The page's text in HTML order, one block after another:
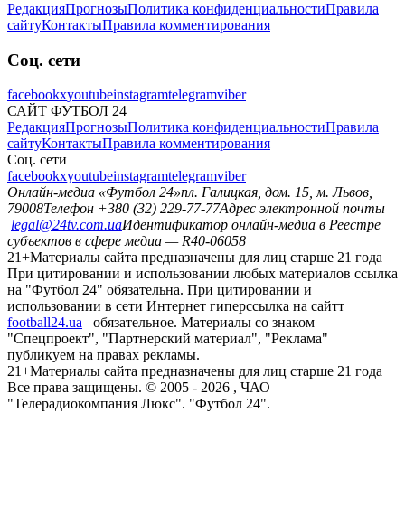
РедакцияПрогнозыПолитика конфиденциальностиПравила
сайтуКонтактыПравила комментирования
Соц. сети
facebookxyoutubeinstagramtelegramviber
САЙТ ФУТБОЛ 24
РедакцияПрогнозыПолитика конфиденциальностиПравила
сайтуКонтактыПравила комментирования
Соц. сети
facebookxyoutubeinstagramtelegramviber
Онлайн-медиа «Футбол 24»пл. Галицкая, дом. 15, м. Львов,
79008Телефон +380 (32) 229-77-77Адрес электронной почты
legal@24tv.com.uaИдентификатор онлайн-медиа в Реестре
субъектов в сфере медиа — R40-06058
21+Материалы сайта предназначены для лиц старше 21 года
При цитировании и использовании любых материалов ссылка
на "Футбол 24" обязательна. При цитировании и
использовании в сети Интернет гиперссылка на сайтт
football24.ua
обязательное. Материалы со знаком
"Спецпроект", "Партнерский материал", "Реклама"
публикуем на правах рекламы.
21+Материалы сайта предназначены для лиц старше 21 года
Все права защищены. © 2005 - 2026 , ЧАО
"Телерадиокомпания Люкс". "Футбол 24".